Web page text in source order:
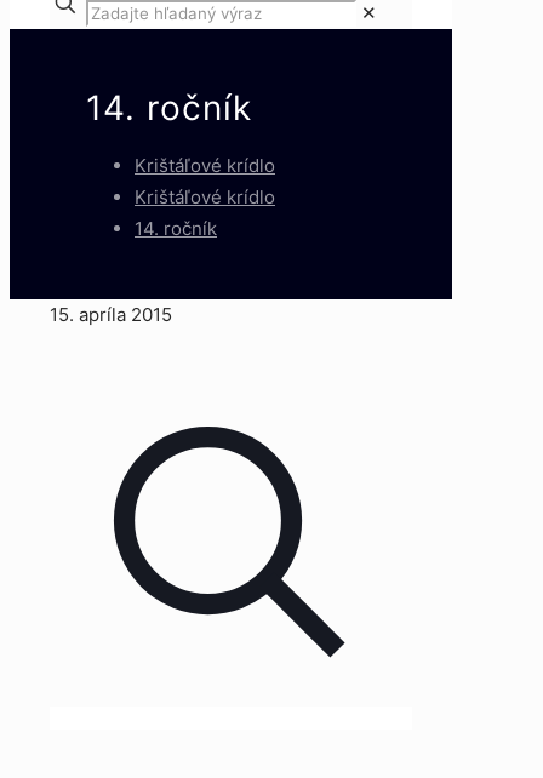
✕
14. ročník
Krištáľové krídlo
Krištáľové krídlo
14. ročník
15. apríla 2015